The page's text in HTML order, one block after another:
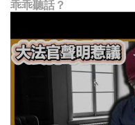
乖乖聽話？